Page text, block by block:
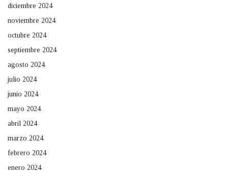
diciembre 2024
noviembre 2024
octubre 2024
septiembre 2024
agosto 2024
julio 2024
junio 2024
mayo 2024
abril 2024
marzo 2024
febrero 2024
enero 2024